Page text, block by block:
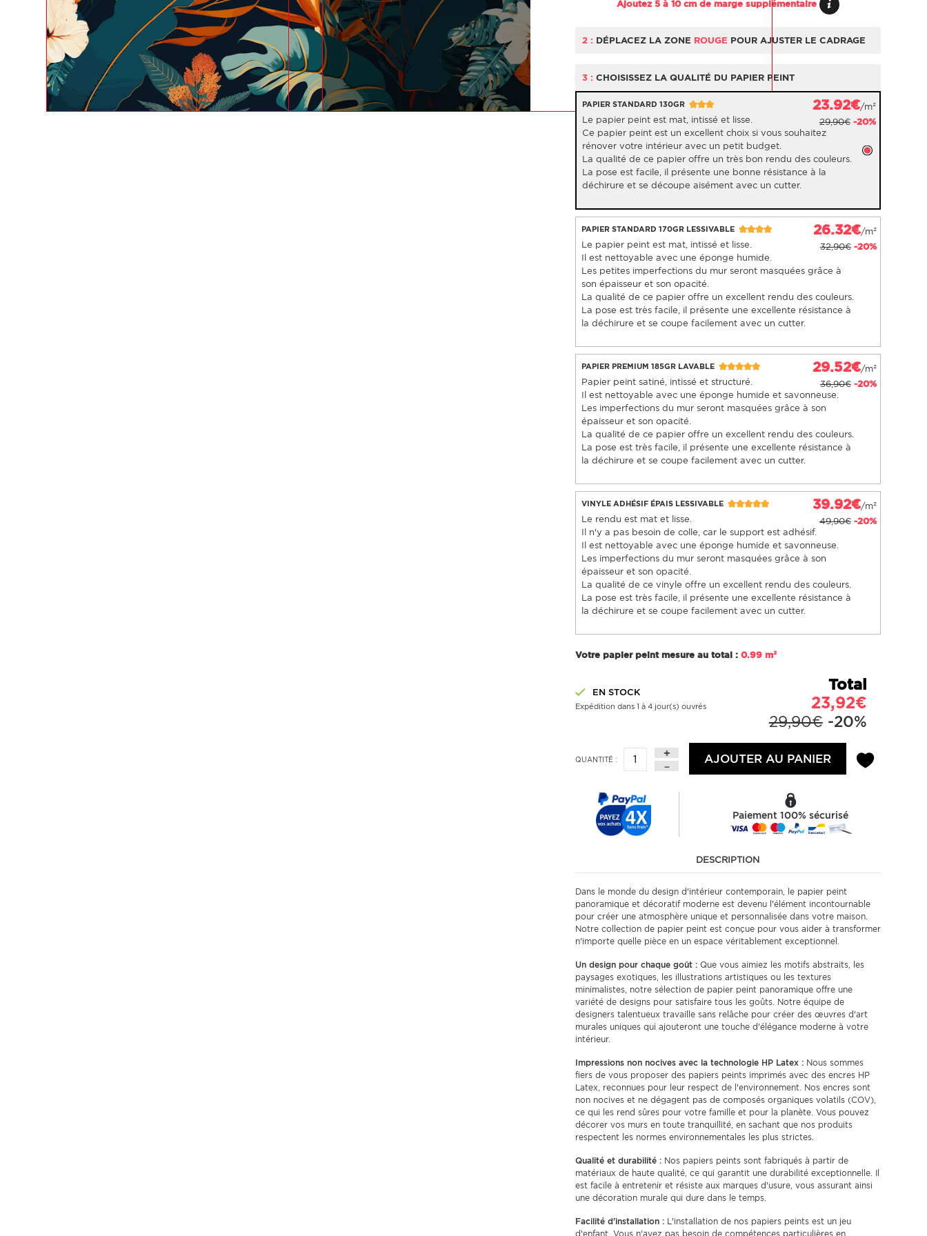
Ajoutez 5 à 10 cm de marge supplémentaire
2 : DÉPLACEZ LA ZONE ROUGE POUR AJUSTER LE CADRAGE
3 : CHOISISSEZ LA QUALITÉ DU PAPIER PEINT
PAPIER STANDARD 130GR 23.92€/m²
29,90€ -20%
Le papier peint est mat, intissé et lisse.
Ce papier peint est un excellent choix si vous souhaitez
rénover votre intérieur avec un petit budget.
La qualité de ce papier offre un très bon rendu des couleurs.
La pose est facile, il présente une bonne résistance à la
déchirure et se découpe aisément avec un cutter.
PAPIER STANDARD 170GR LESSIVABLE 26.32€/m²
32,90€ -20%
Le papier peint est mat, intissé et lisse.
Il est nettoyable avec une éponge humide.
Les petites imperfections du mur seront masquées grâce à
son épaisseur et son opacité.
La qualité de ce papier offre un excellent rendu des couleurs.
La pose est très facile, il présente une excellente résistance à
la déchirure et se coupe facilement avec un cutter.
PAPIER PREMIUM 185GR LAVABLE 29.52€/m²
36,90€ -20%
Papier peint satiné, intissé et structuré.
Il est nettoyable avec une éponge humide et savonneuse.
Les imperfections du mur seront masquées grâce à son
épaisseur et son opacité.
La qualité de ce papier offre un excellent rendu des couleurs.
La pose est très facile, il présente une excellente résistance à
la déchirure et se coupe facilement avec un cutter.
VINYLE ADHÉSIF ÉPAIS LESSIVABLE 39.92€/m²
49,90€ -20%
Le rendu est mat et lisse.
Il n'y a pas besoin de colle, car le support est adhésif.
Il est nettoyable avec une éponge humide et savonneuse.
Les imperfections du mur seront masquées grâce à son
épaisseur et son opacité.
La qualité de ce vinyle offre un excellent rendu des couleurs.
La pose est très facile, il présente une excellente résistance à
la déchirure et se coupe facilement avec un cutter.
Votre papier peint mesure au total : 0.99 m²
EN STOCK
Expédition dans 1 à 4 jour(s) ouvrés
Total
23,92€
29,90€ -20%
QUANTITÉ : AJOUTER AU PANIER
Paiement 100% sécurisé
DESCRIPTION
Dans le monde du design d'intérieur contemporain, le papier peint
panoramique et décoratif moderne est devenu l'élément incontournable
pour créer une atmosphère unique et personnalisée dans votre maison.
Notre collection de papier peint est conçue pour vous aider à transformer
n'importe quelle pièce en un espace véritablement exceptionnel.
Un design pour chaque goût :Que vous aimiez les motifs abstraits, les
paysages exotiques, les illustrations artistiques ou les textures
minimalistes, notre sélection de papier peint panoramique offre une
variété de designs pour satisfaire tous les goûts. Notre équipe de
designers talentueux travaille sans relâche pour créer des œuvres d'art
murales uniques qui ajouteront une touche d'élégance moderne à votre
intérieur.
Impressions non nocives avec la technologie HP Latex :Nous sommes
fiers de vous proposer des papiers peints imprimés avec des encres HP
Latex, reconnues pour leur respect de l'environnement. Nos encres sont
non nocives et ne dégagent pas de composés organiques volatils (COV),
ce qui les rend sûres pour votre famille et pour la planète. Vous pouvez
décorer vos murs en toute tranquillité, en sachant que nos produits
respectent les normes environnementales les plus strictes.
Qualité et durabilité :Nos papiers peints sont fabriqués à partir de
matériaux de haute qualité, ce qui garantit une durabilité exceptionnelle. Il
est facile à entretenir et résiste aux marques d'usure, vous assurant ainsi
une décoration murale qui dure dans le temps.
Facilité d'installation :L'installation de nos papiers peints est un jeu
d'enfant. Vous n'avez pas besoin de compétences particulières en